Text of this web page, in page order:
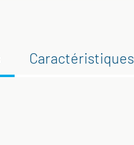
Caractéristiques